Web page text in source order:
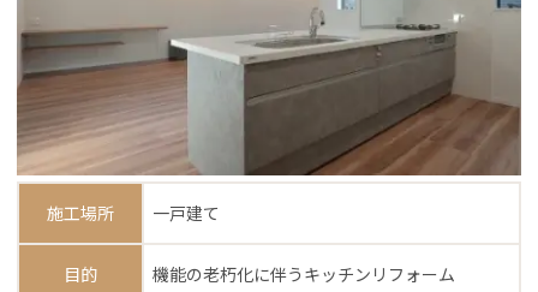
施工場所 一戸建て
目的 機能の老朽化に伴うキッチンリフォーム